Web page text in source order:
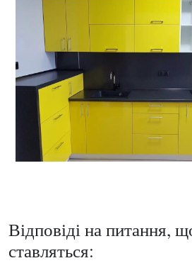
Відповіді на питання,
ставляться: